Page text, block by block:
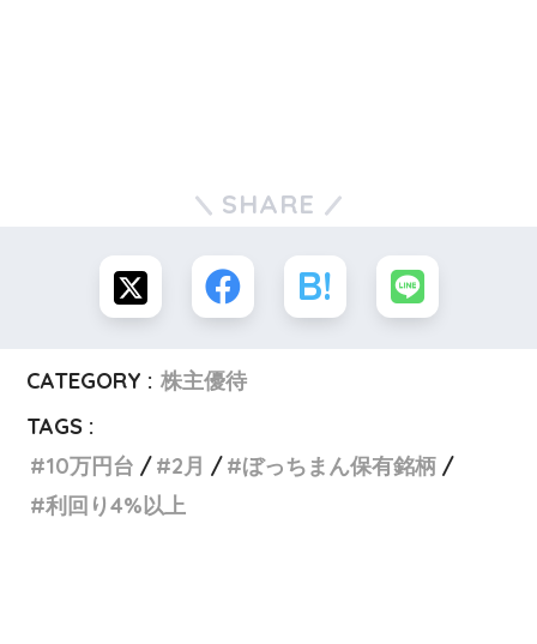
SHARE
CATEGORY : 株主優待
TAGS :
10万円台
2月
ぼっちまん保有銘柄
利回り4%以上